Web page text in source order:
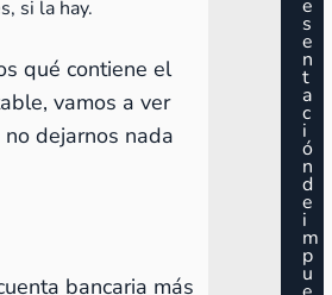
si la hay.
qué contiene el
vamos a ver
dejarnos nada
bancaria más
e
s
e
n
t
a
c
i
ó
n
d
e
i
m
p
u